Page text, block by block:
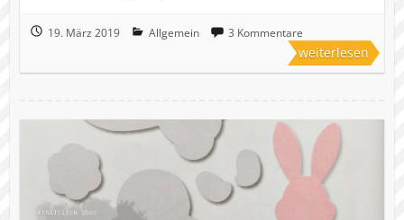
19. März 2019 Allgemein 3 Kommentare
weiterlesen